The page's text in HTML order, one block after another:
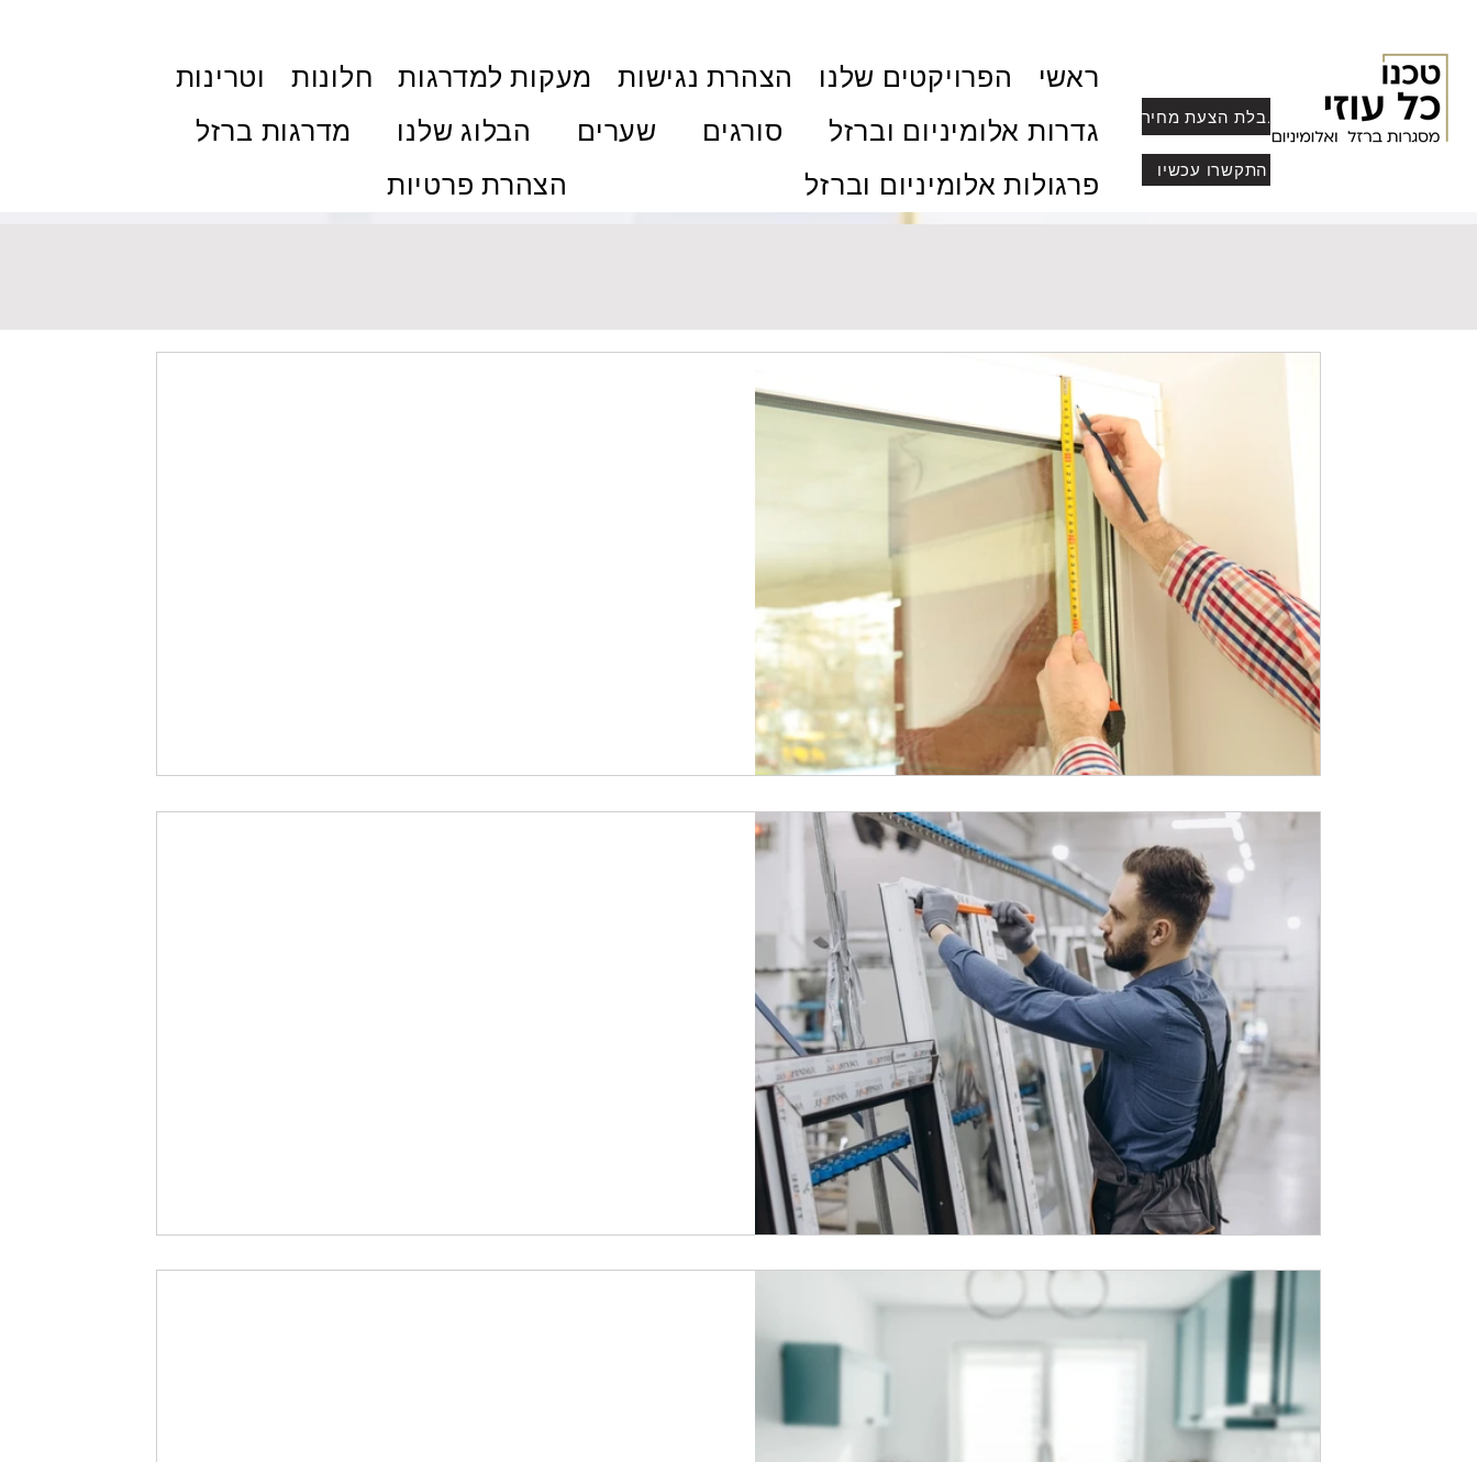
ראשי הפרויקטים שלנו הצהרת נגישות מעקות למדרגות חלונות
וטרינות
גדרות אלומיניום וברזל
סורגים שערים הבלוג שלנו
מדרגות ברזל
פרגולות אלומיניום וברזל
הצהרת פרטיות
לקבלת הצעת מחיר
התקשרו עכשיו
איך לבחור תריסים בפרופיל איכותי
שיתאים לחלונות הקיימים בבית?
בחירת תריסים לחלונות הבית זו אחת ההחלטות החשובות בעיצוב הבית
ושמירה על איכות החיים בתוכו. תריסים אינם מספקים רק פתרונות
הצללה ואוורור, אלא שבכוחם גם להשפיע על האסתטיקה, הבידוד התרמי
והאבטחה של הבית. כאשר אתם בוחרים בתריסים חדשים, חשוב לוודא
שהתריסים הנבחרים ישתלבו בצורה מושלמת עם החלונות הקיימים, כל
שכן, ישפרו את תפקודם. כיצד מוודאים שתהיה התאמה בין התריסים
לחלונות הקיימים? כדי להבטיח שהתריסים שאתם בוחרים יתאימו
לחלונות הקיימים בבית, שימו לב לנושאים הבאים: מדידה מדויקת והתאמ
איך תבדקו שקבלן האלומיניום שלכם
מקצועי ובעל ניסיון?
אלומיניום הוא חומר גלם איכותי במיוחד, ולכן הוא משמש אותנו למגוון
רחב מאוד של מטרות: פרגולות, מסגרות של חלונות, שלבים של תריסים,
שערים, מעקות, גדרות ועוד ועוד. כדי לנצל באופן אופטימלי את כל
היתרונות של המתכת קלת המשקל חשוב לבחור נכון קבלן אלומיניום, וכאן
בעמוד תמצאו המלצות שיעזרו לכם לקבל את ההחלטה הטובה ביותר
עבורכם. תיק עבודות מגוון דרך אחת אפקטיבית במיוחד להתרשם
מהמקצועיות והניסיון של כל קבלן אלומיניום היא לבחון את תיק העבודות
שלו. מומלץ להתרשם גם מהעבודות שביצע באופן כללי,
זמן קריאה 2 דקות
בחירת חלונות ומוצרי חשמל מעוצבים
למטבח - כך תעשו זאת
המטבח הוא חלל מרכזי בבתים רבים, ולכן מוקדשת תשומת לב רבה לכל
זמן קריאה 2 דקות